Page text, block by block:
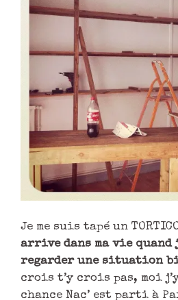
Je me suis tapé un
arrive dans ma vie quand
regarder une situation
crois t’y crois pas, moi
chance Nac’ est parti à